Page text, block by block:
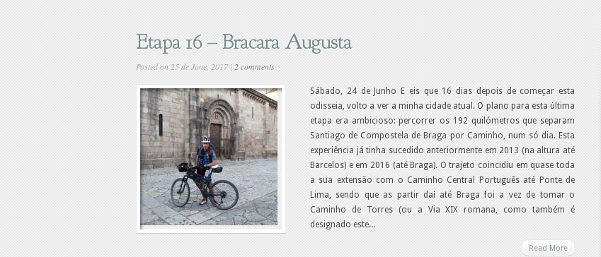
Etapa 16 – Bracara Augusta
Posted on 25 de June, 2017 | 2 comments
Sábado, 24 de Junho E eis que 16 dias depois de começar esta
odisseia, volto a ver a minha cidade atual. O plano para esta última
etapa era ambicioso: percorrer os 192 quilómetros que separam
Santiago de Compostela de Braga por Caminho, num só dia. Esta
experiência já tinha sucedido anteriormente em 2013 (na altura até
Barcelos) e em 2016 (até Braga). O trajeto coincidiu em quase toda
a sua extensão com o Caminho Central Português até Ponte de
Lima, sendo que as partir daí até Braga foi a vez de tomar o
Caminho de Torres (ou a Via XIX romana, como também é
designado este...
Read More